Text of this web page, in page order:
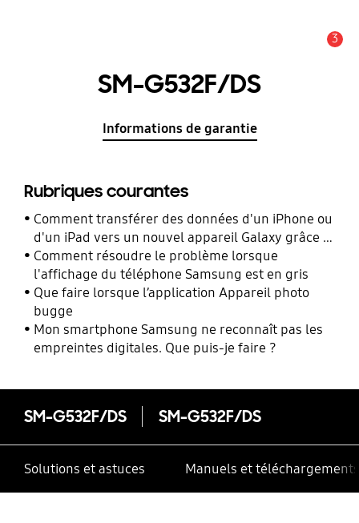
3
SM-G532F/DS
Informations de garantie
Rubriques courantes
Comment transférer des données d'un iPhone ou
d'un iPad vers un nouvel appareil Galaxy grâce à
Smart Switch ?
Comment résoudre le problème lorsque
l'affichage du téléphone Samsung est en gris
Que faire lorsque l’application Appareil photo
bugge
Mon smartphone Samsung ne reconnaît pas les
empreintes digitales. Que puis-je faire ?
SM-G532F/DS SM-G532F/DS
Solutions et astuces Manuels et téléchargements